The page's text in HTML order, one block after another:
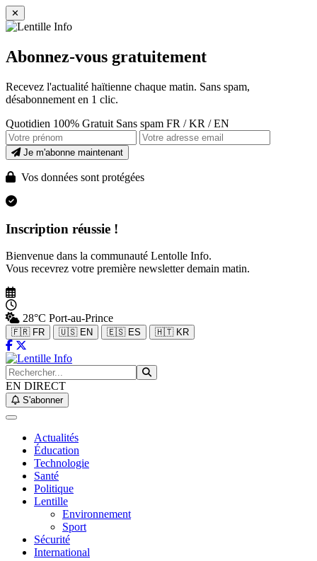
✕
Abonnez-vous gratuitement
Recevez l'actualité haïtienne chaque matin. Sans spam,
désabonnement en 1 clic.
Quotidien 100% Gratuit Sans spam FR / KR / EN
Je m'abonne maintenant
Vos données sont protégées
Inscription réussie !
Bienvenue dans la communauté Lentolle Info.
Vous recevrez votre première newsletter demain matin.
28°C Port-au-Prince
🇫🇷 FR 🇺🇸 EN 🇪🇸 ES 🇭🇹 KR
EN DIRECT
S'abonner
Actualités
Éducation
Technologie
Santé
Politique
Lentille
Environnement
Sport
Sécurité
International